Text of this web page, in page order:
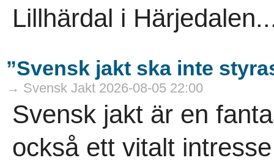
Lillhärdal i
”Svensk jakt ska inte
→ Svensk Jakt 2026-08-05 22:00
Svensk jakt är en
också ett vitalt